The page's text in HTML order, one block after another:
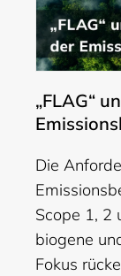
„FLAG“
Die
Scope 1, 2
biogene
Fokus